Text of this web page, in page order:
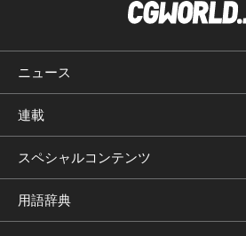
ニュース
連載
スペシャルコンテンツ
用語辞典